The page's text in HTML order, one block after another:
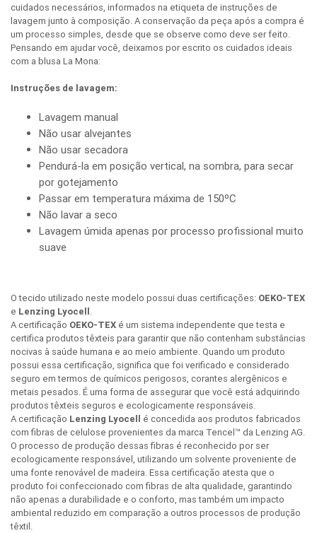
cuidados necessários, informados na etiqueta de instruções de
lavagem junto à composição. A conservação da peça após a compra é
um processo simples, desde que se observe como deve ser feito.
Pensando em ajudar você, deixamos por escrito os cuidados ideais
com a blusa La Mona:
Instruções de lavagem:
Lavagem manual
Não usar alvejantes
Não usar secadora
Pendurá-la em posição vertical, na sombra, para secar
por gotejamento
Passar em temperatura máxima de 150ºC
Não lavar a seco
Lavagem úmida apenas por processo profissional muito
suave
O tecido utilizado neste modelo possui duas certificações: OEKO-TEX
e Lenzing Lyocell.
A certificação OEKO-TEX é um sistema independente que testa e
certifica produtos têxteis para garantir que não contenham substâncias
nocivas à saúde humana e ao meio ambiente. Quando um produto
possui essa certificação, significa que foi verificado e considerado
seguro em termos de químicos perigosos, corantes alergênicos e
metais pesados. É uma forma de assegurar que você está adquirindo
produtos têxteis seguros e ecologicamente responsáveis.
A certificação Lenzing Lyocell é concedida aos produtos fabricados
com fibras de celulose provenientes da marca Tencel™ da Lenzing AG.
O processo de produção dessas fibras é reconhecido por ser
ecologicamente responsável, utilizando um solvente proveniente de
uma fonte renovável de madeira. Essa certificação atesta que o
produto foi confeccionado com fibras de alta qualidade, garantindo
não apenas a durabilidade e o conforto, mas também um impacto
ambiental reduzido em comparação a outros processos de produção
têxtil.